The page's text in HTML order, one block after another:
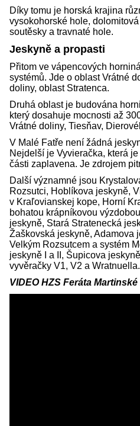
Díky tomu je horská krajina
vysokohorské hole,
soutěsky a travnaté hole.
Jeskyně a propasti
Přitom ve vápencových
systémů. Jde o oblast Vrátné
doliny, oblast Stratenca.
Druhá oblast je budována
který dosahuje mocnosti až
Vrátné doliny, Tiesňav,
V Malé Fatře není žádná
Nejdelší je Vyvieračka, která
části zaplavena. Je zdrojem
Další významné jsou
Rozsutci, Hoblíkova jeskyně,
v Kraľovianskej kope, Horní
bohatou krápníkovou
jeskyně, Stará Stratenecká
Žaškovská jeskyně, Adamova
Velkým Rozsutcem a systém
jeskyně I a II, Šupicova
vyvěračky V1, V2 a Wratnuella.
VIDEO HZS Feráta